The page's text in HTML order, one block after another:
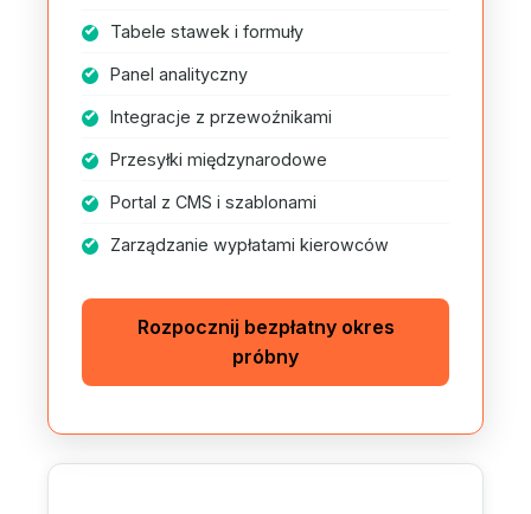
Tabele stawek i formuły
Panel analityczny
Integracje z przewoźnikami
Przesyłki międzynarodowe
Portal z CMS i szablonami
Zarządzanie wypłatami kierowców
Rozpocznij bezpłatny okres
próbny